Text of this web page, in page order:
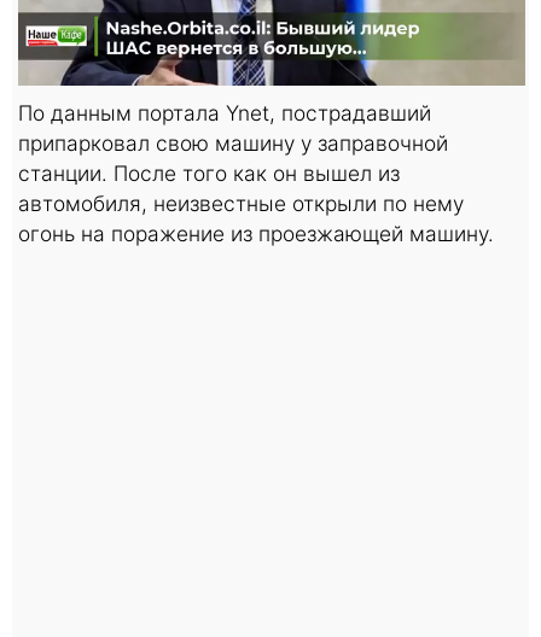
По данным портала Ynet, пострадавший
припарковал свою машину у заправочной
станции. После того как он вышел из
автомобиля, неизвестные открыли по нему
огонь на поражение из проезжающей машину.